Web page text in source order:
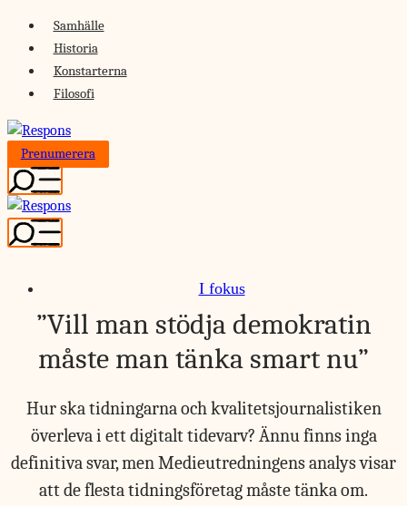
Skip
content
Samhälle
Historia
Konstarterna
Filosofi
Prenumerera
I fokus
”Vill man stödja demokratin
måste man tänka smart nu”
Hur ska tidningarna och kvalitetsjournalistiken
överleva i ett digitalt tidevarv? Ännu finns inga
definitiva svar, men Medieutredningens analys visar
att de flesta tidningsföretag måste tänka om.